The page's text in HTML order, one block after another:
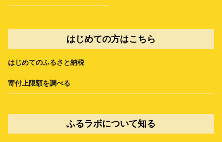
はじめての方はこちら
はじめてのふるさと納税
寄付上限額を調べる
ふるラボについて知る